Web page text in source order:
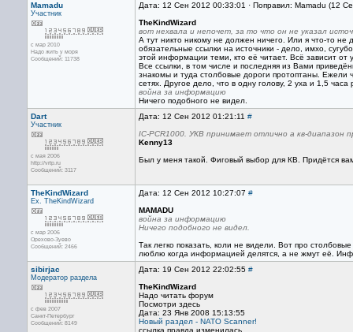
Mamadu
Участник
с мар 2010
Надо жить у моря
Сообщений: 11738
Дата: 12 Сен 2012 00:33:01 · Поправил: Mamadu (12
TheKindWizard
вот нехвала и непочет, за то что он не указал
А тут никто никому не должен ничего. Или я что-то не
обязательные ссылки на источники - дело, имхо,
этой информации теми, кто её читает. Всё зависит от
Все ссылки, в том числе и последняя из Вами
знакомы и туда столбовые дороги протоптаны. Ежели
сетях. Другое дело, что в одну голову, 2 уха и 1,5
война за информацию
Ничего подобного не видел.
Dart
Участник
с мая 2006
http://vrtp.ru
Сообщений: 3117
Дата: 12 Сен 2012 01:21:11 #
IC-PCR1000. УКВ принимает отлично а кв-диапазон
Kenny13
Был у меня такой. Фиговый выбор для КВ. Придётся
TheKindWizard
Ex. TheKindWizard
с мар 2006
Орехово-Зуево
Сообщений: 2466
Дата: 12 Сен 2012 10:27:07 #
MAMADU
война за информацию
Ничего подобного не видел.
Так легко показать, коли не видели. Вот про
люблю когда информацией делятся, а не жмут её.
sibirjac
Модератор раздела
с фев 2007
Санкт-Петербург
Сообщений: 8149
Дата: 19 Сен 2012 22:02:55 #
TheKindWizard
Надо читать форум
Посмотри здесь
Дата: 23 Янв 2008 15:13:55
Новый раздел - NATO Scanner!
ссылка правда изменилась